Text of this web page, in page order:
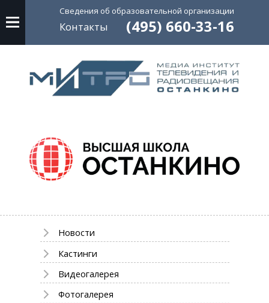
Сведения об образовательной организации
Контакты (495) 660-33-16
Новости
Кастинги
Видеогалерея
Фотогалерея